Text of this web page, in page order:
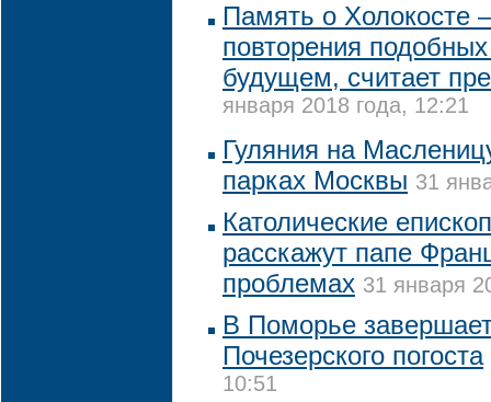
Память о Холокосте
повторения
будущем, считает
января 2018 года, 12:21
Гуляния на
парках Москвы 31
Католические
расскажут папе
проблемах 31 января
В Поморье
Почезерского погоста
10:51